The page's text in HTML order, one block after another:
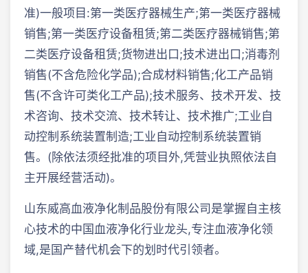
准)一般项目:第一类医疗器械生产;第一类医疗器械
销售;第一类医疗设备租赁;第二类医疗器械销售;第
二类医疗设备租赁;货物进出口;技术进出口;消毒剂
销售(不含危险化学品);合成材料销售;化工产品销
售(不含许可类化工产品);技术服务、技术开发、技
术咨询、技术交流、技术转让、技术推广;工业自
动控制系统装置制造;工业自动控制系统装置销
售。(除依法须经批准的项目外,凭营业执照依法自
主开展经营活动)。
山东威高血液净化制品股份有限公司是掌握自主核
心技术的中国血液净化行业龙头,专注血液净化领
域,是国产替代机会下的划时代引领者。